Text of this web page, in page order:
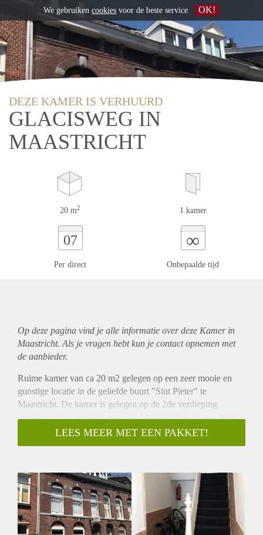
DEZE KAMER IS VERHUURD
GLACISWEG IN
MAASTRICHT
20 m2 1 kamer
07
Per direct
∞
Onbepaalde tijd
Op deze pagina vind je alle informatie over deze Kamer in
Maastricht. Als je vragen hebt kun je contact opnemen met
de aanbieder.
Ruime kamer van ca 20 m2 gelegen op een zeer mooie en
gunstige locatie in de geliefde buurt "Sint Pieter" te
Maastricht. De kamer is gelegen op de 2de verdieping
voorzijde en is voorzien van een laminaatvloer en een eigen
keukenblok met koelkast.
Ook is er een gezamenlijke keuken om te kunnen koken en
toilet is separaat. Dit alles dient te worden gedeeld met 3
medebewoners.
De huurprijs incl. GWE bedraagt € 475,- Waarborgsom
gelijk aan 1 maandhuur.
LEES MEER MET EEN PAKKET!
We gebruiken cookies voor de beste service OK!